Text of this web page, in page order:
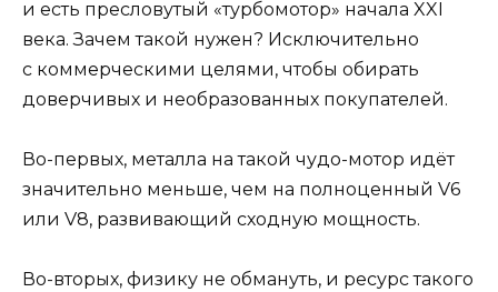
и есть пресловутый «турбомотор» начала XXI
века. Зачем такой нужен? Исключительно
с коммерческими целями, чтобы обирать
доверчивых и необразованных покупателей.
Во-первых, металла на такой чудо-мотор идёт
значительно меньше, чем на полноценный V6
или V8, развивающий сходную мощность.
Во-вторых, физику не обмануть, и ресурс такого